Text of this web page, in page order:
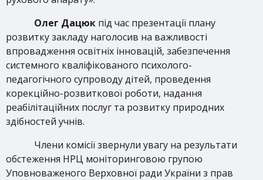
Олег Дацюк під час презентації плану
розвитку закладу наголосив на важливості
впровадження освітніх інновацій, забезпечення
системного кваліфікованого психолого-
педагогічного супроводу дітей, проведення
корекційно-розвиткової роботи, надання
реабілітаційних послуг та розвитку природних
здібностей учнів.
Члени комісії звернули увагу на результати
обстеження НРЦ моніторинговою групою
Уповноваженого Верховної ради України з прав